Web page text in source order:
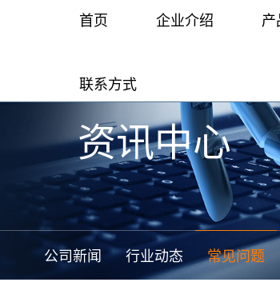
首页 企业介绍
荣誉资质
园林工具
行业动态
联系方式
资讯中心
公司新闻 行业动态 常见问题